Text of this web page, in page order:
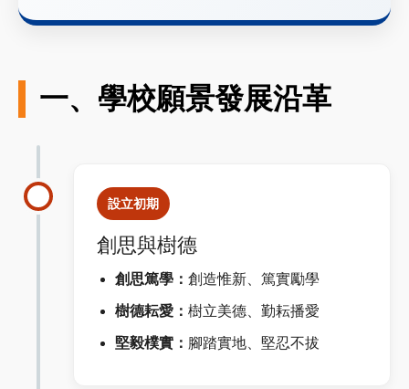
一、學校願景發展沿革
設立初期
創思與樹德
創思篤學： 創造惟新、篤實勵學
樹德耘愛： 樹立美德、勤耘播愛
堅毅樸實： 腳踏實地、堅忍不拔